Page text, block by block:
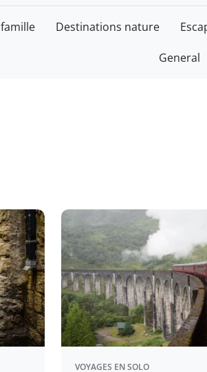
Destinations nature
General
VOYAGES EN SOLO